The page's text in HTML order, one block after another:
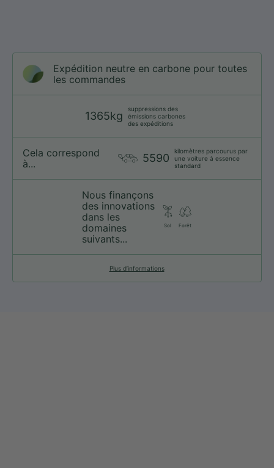
Expédition neutre en carbone pour toutes
les commandes
1365kg
suppressions des
émissions carbones
des expéditions
Cela correspond
à...
5590
kilomètres parcourus par
une voiture à essence
standard
Nous finançons
des innovations
dans les
domaines
suivants...
Sol Forêt
Plus d’informations